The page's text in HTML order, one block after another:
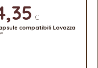
€
compatibili Lavazza